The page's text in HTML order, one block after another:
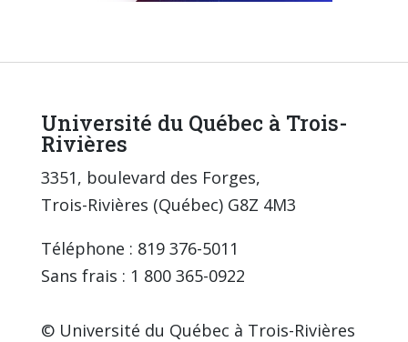
Université du Québec à Trois-
Rivières
3351, boulevard des Forges,
Trois-Rivières (Québec) G8Z 4M3
Téléphone : 819 376-5011
Sans frais : 1 800 365-0922
© Université du Québec à Trois-Rivières